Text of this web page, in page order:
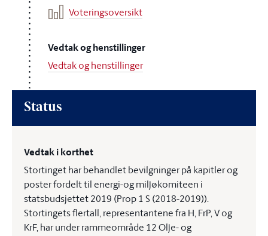
Voteringsoversikt
Vedtak og henstillinger
Vedtak og henstillinger
Status
Vedtak i korthet
Stortinget har behandlet bevilgninger på kapitler og
poster fordelt til energi-og miljøkomiteen i
statsbudsjettet 2019 (Prop 1 S (2018-2019)).
Stortingets flertall, representantene fra H, FrP, V og
KrF, har under rammeområde 12 Olje- og